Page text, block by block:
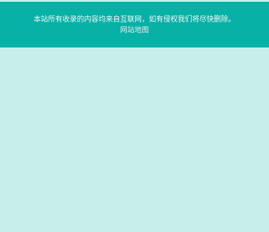
本站所有收录的内容均来自互联网，如有侵权我们将尽快删除。
网站地图